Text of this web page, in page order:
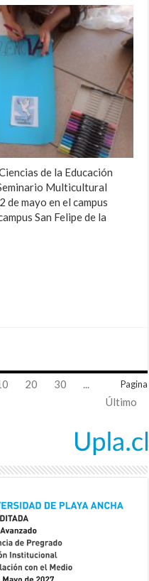
de la Educación
Multicultural
mayo en el campus
San Felipe de la
Pagina
20 30
...
Último